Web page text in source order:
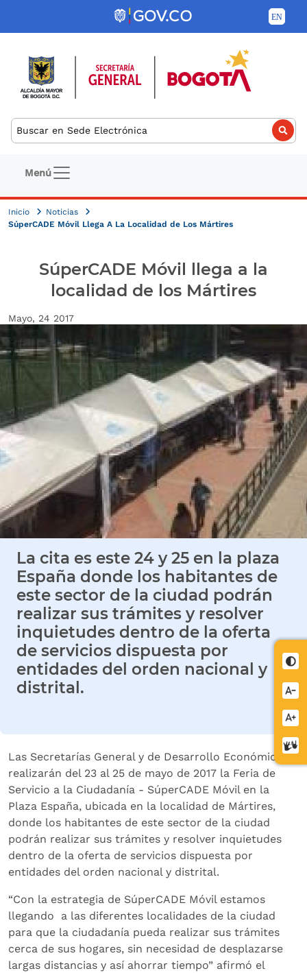
Pasar al contenido principal
letra
letra
de
Buscar
Navegación principal
Menú
Inicio
Noticias
SúperCADE Móvil Llega A La Localidad de Los Mártires
SúperCADE Móvil llega a la
localidad de los Mártires
Fecha de creación
Mayo, 24 2017
Imagen Noticia
La cita es este 24 y 25 en la plaza
España donde los habitantes de
este sector de la ciudad podrán
realizar sus trámites y resolver
inquietudes dentro de la oferta
de servicios dispuesta por
entidades del orden nacional y
distrital.
Las Secretarías General y de Desarrollo Económico
realizarán del 23 al 25 de mayo de 2017 la Feria de
Servicio a la Ciudadanía - SúperCADE Móvil en la
Plaza España, ubicada en la localidad de Mártires,
donde los habitantes de este sector de la ciudad
podrán realizar sus trámites y resolver inquietudes
dentro de la oferta de servicios dispuesta por
entidades del orden nacional y distrital.
“Con la estrategia de SúperCADE Móvil estamos
llegando a las diferentes localidades de la ciudad
para que la ciudadanía pueda realizar sus trámites
cerca de sus hogares, sin necesidad de desplazarse
largas distancias y así ahorrar tiempo” afirmó el